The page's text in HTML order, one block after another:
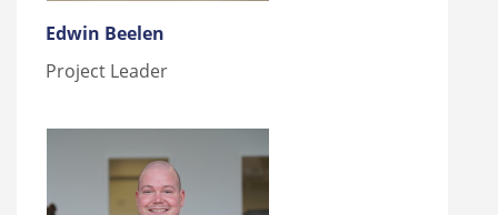
Edwin Beelen
Project Leader